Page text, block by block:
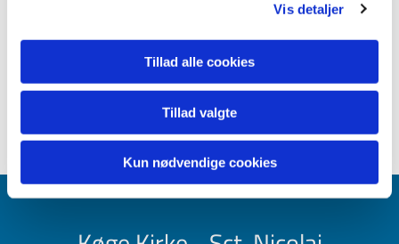
Vis detaljer
Tillad alle cookies
Tillad valgte
Kun nødvendige cookies